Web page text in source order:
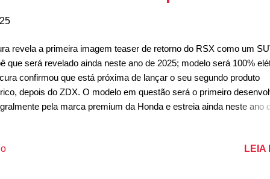
revela a primeira imagem teaser de retorno do RSX como um
que será revelado ainda neste ano de 2025; modelo será 100%
confirmou que está próxima de lançar o seu segundo produto
depois do ZDX. O modelo em questão será o primeiro
pela marca premium da Honda e estreia ainda neste ano
no Performance EV Concept, o novo RSX será o primeiroLEIA